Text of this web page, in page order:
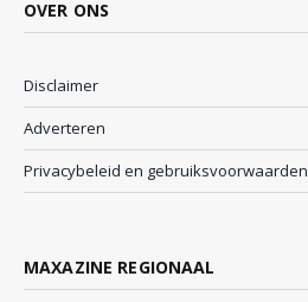
OVER ONS
Disclaimer
Adverteren
Privacybeleid en gebruiksvoorwaarden
MAXAZINE REGIONAAL